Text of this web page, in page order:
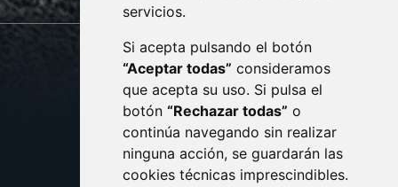
servicios.
Si acepta pulsando el botón
“Aceptar todas” consideramos
que acepta su uso. Si pulsa el
botón “Rechazar todas” o
continúa navegando sin realizar
ninguna acción, se guardarán las
cookies técnicas imprescindibles.
CONTACTO
AVISO LEGAL
PROTECCIÓN DE DATOS
POLÍTICA DE COOKIES
ACCESIBILIDAD
ENLACE EXTERNO AL